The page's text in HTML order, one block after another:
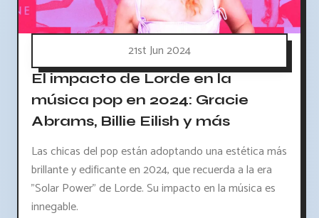
21st Jun 2024
El impacto de Lorde en la
música pop en 2024: Gracie
Abrams, Billie Eilish y más
Las chicas del pop están adoptando una estética más
brillante y edificante en 2024, que recuerda a la era
"Solar Power" de Lorde. Su impacto en la música es
innegable.